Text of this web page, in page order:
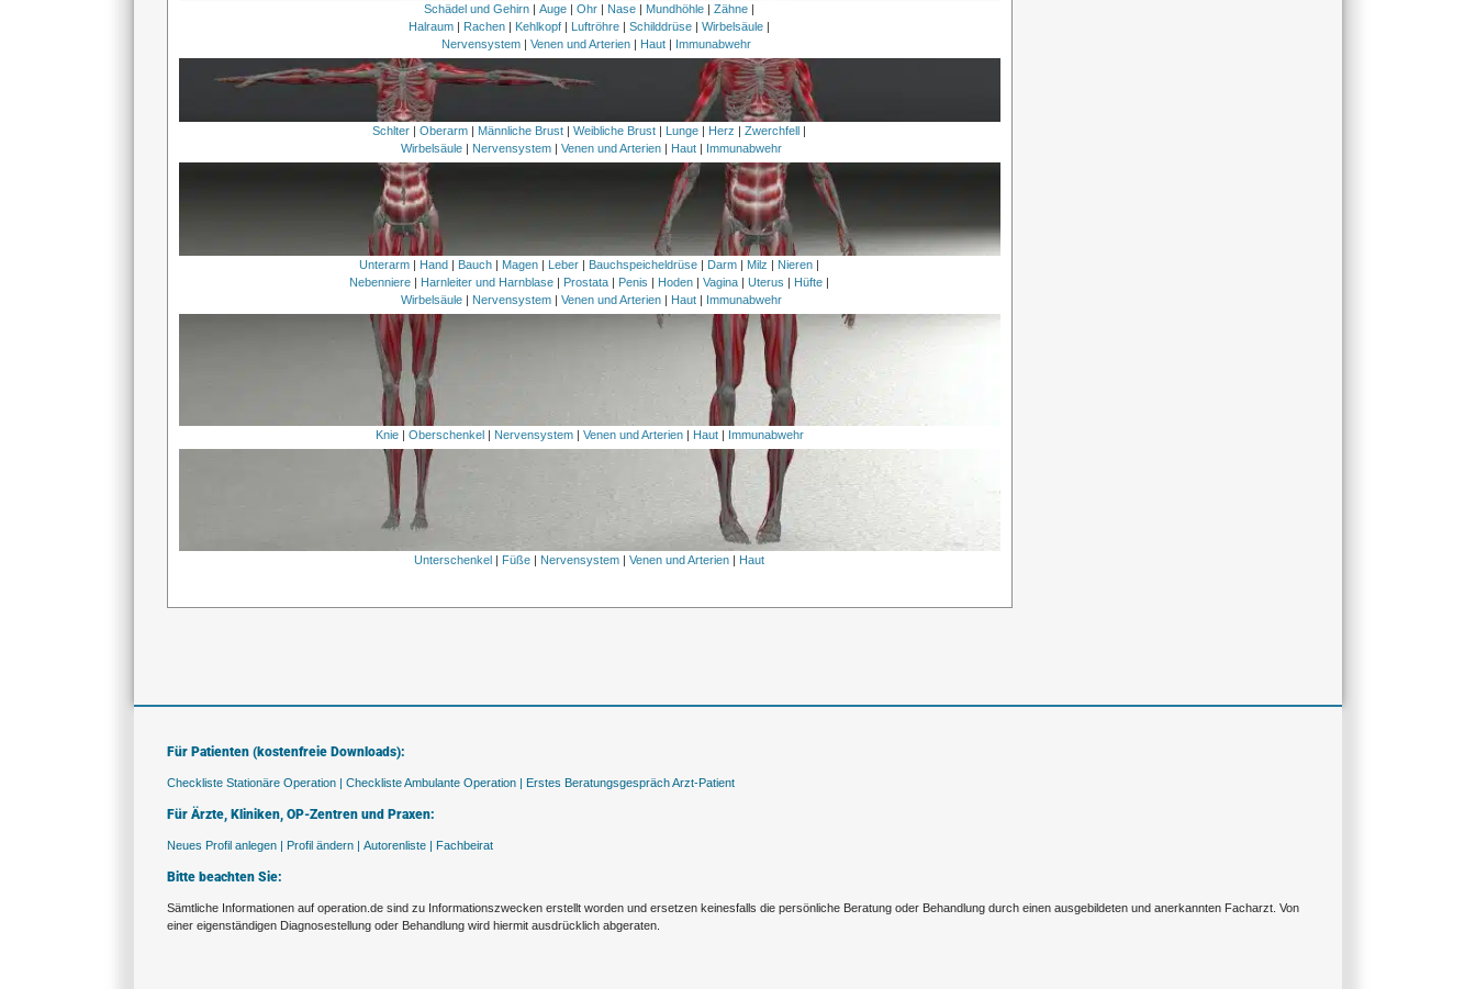
Schädel und Gehirn |Auge |Ohr | Nase | Mundhöhle |Zähne |
Halraum | Rachen | Kehlkopf | Luftröhre |Schilddrüse |Wirbelsäule |
Nervensystem| Venen und Arterien| Haut| Immunabwehr
Schlter |Oberarm Männliche Brust |Weibliche Brust Lunge Herz |Zwerchfell
Wirbelsäule| Nervensystem| Venen und Arterien| Haut| Immunabwehr
Unterarm | Hand | Bauch | Magen | Leber | Bauchspeicheldrüse | Darm | Milz | Nieren |
Nebenniere | Harnleiter und Harnblase | Prostata | Penis | Hoden |Vagina |Uterus | Hüfte |
Wirbelsäule| Nervensystem| Venen und Arterien| Haut| Immunabwehr
Knie| Oberschenkel Nervensystem| Venen und Arterien| Haut| Immunabwehr
Unterschenkel | Füße | Nervensystem |Venen und Arterien | Haut
Für Patienten (kostenfreie Downloads):
Checkliste Stationäre Operation | Checkliste Ambulante Operation | Erstes Beratungsgespräch Arzt-Patient
Für Ärzte, Kliniken, OP-Zentren und Praxen:
Neues Profil anlegen | Profil ändern | Autorenliste | Fachbeirat
Bitte beachten Sie:
Sämtliche Informationen auf operation.de sind zu Informationszwecken erstellt worden und ersetzen keinesfalls die persönliche Beratung oder Behandlung durch einen ausgebildeten und anerkannten Facharzt. Von
einer eigenständigen Diagnosestellung oder Behandlung wird hiermit ausdrücklich abgeraten.